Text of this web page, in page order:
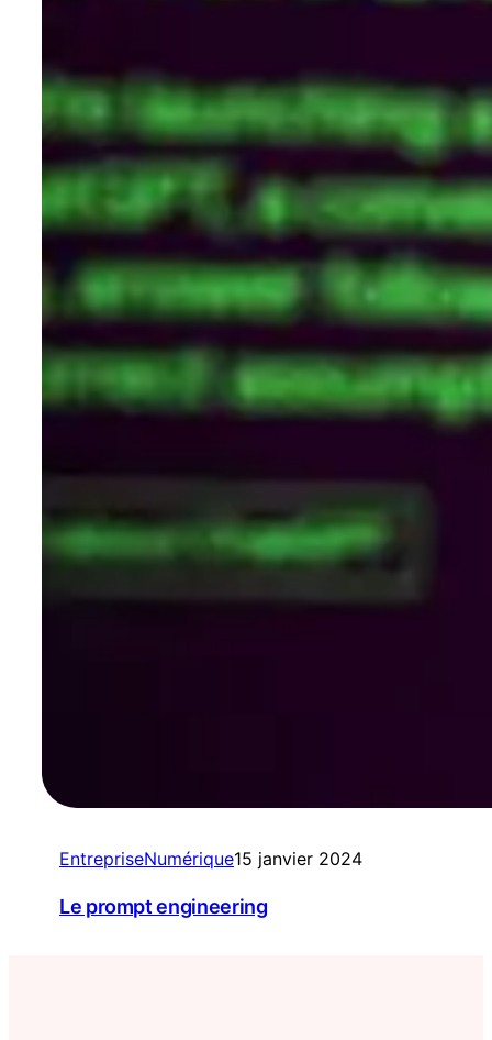
EntrepriseNumérique15 janvier 2024
Le prompt engineering